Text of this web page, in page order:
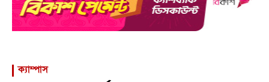
ক্যাম্পাস